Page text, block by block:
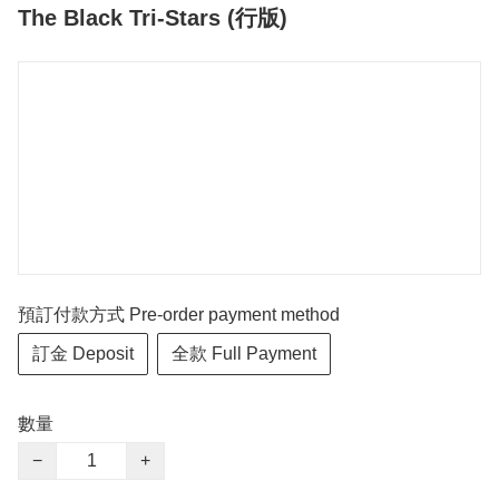
The Black Tri-Stars (行版)
預訂付款方式 Pre-order payment method
訂金 Deposit 全款 Full Payment
數量
−
+